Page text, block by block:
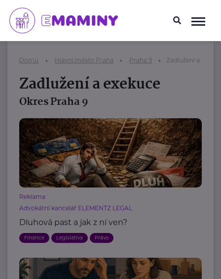
Domů Hlavní město Praha Praha 9 Zadlužení a
Zadlužení a exekuce
Okres Praha 9
Reklama
Advokátní kancelář ELEMENTZ LEGAL
Dluhová past a jak z ní ven?
Finance Legislativa Právo